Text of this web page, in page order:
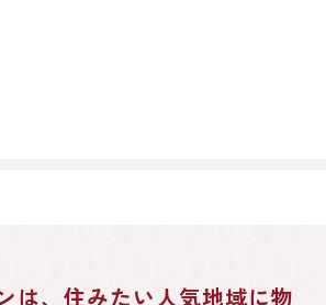
は、住みたい人気地域に物